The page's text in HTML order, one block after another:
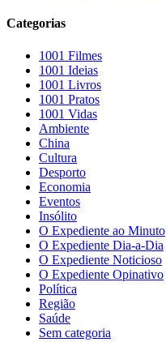
Categorias
1001 Filmes
1001 Ideias
1001 Livros
1001 Pratos
1001 Vidas
Ambiente
China
Cultura
Desporto
Economia
Eventos
Insólito
O Expediente ao Minuto
O Expediente Dia-a-Dia
O Expediente Noticioso
O Expediente Opinativo
Política
Região
Saúde
Sem categoria